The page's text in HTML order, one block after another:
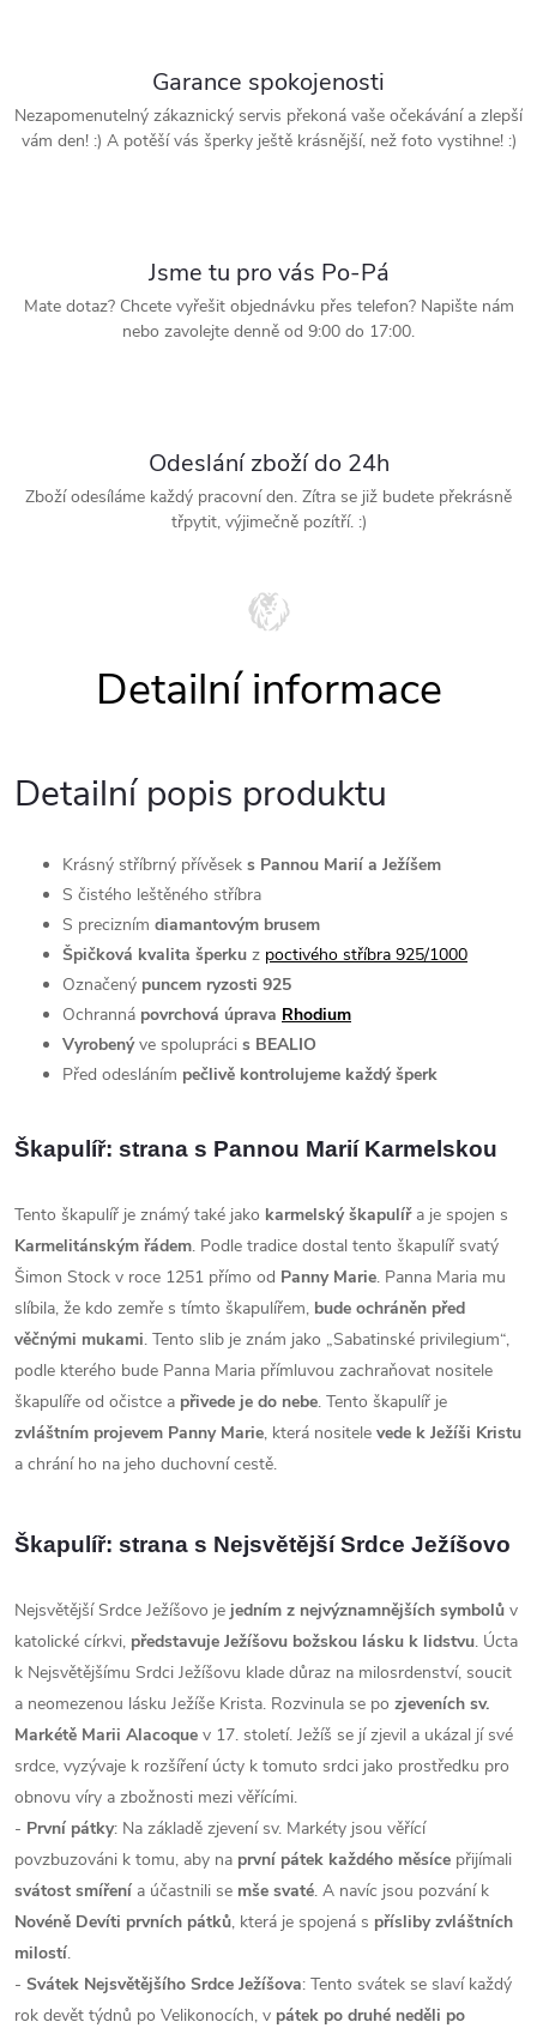
Garance spokojenosti
Nezapomenutelný zákaznický servis překoná vaše očekávání a zlepší
vám den! :) A potěší vás šperky ještě krásnější, než foto vystihne! :)
Jsme tu pro vás Po-Pá
Mate dotaz? Chcete vyřešit objednávku přes telefon? Napište nám
nebo zavolejte denně od 9:00 do 17:00.
Odeslání zboží do 24h
Zboží odesíláme každý pracovní den. Zítra se již budete překrásně
třpytit, výjimečně pozítří. :)
Detailní popis produktu
Krásný stříbrný přívěsek s Pannou Marií a Ježíšem
S čistého leštěného stříbra
S precizním diamantovým brusem
Špičková kvalita šperku z poctivého stříbra 925/1000
Označený puncem ryzosti 925
Ochranná povrchová úprava Rhodium
Vyrobenýve spolupráci s BEALIO
Před odesláním pečlivě kontrolujeme každý šperk
Škapulíř: strana s Pannou Marií Karmelskou
Tento škapulíř je známý také jako karmelský škapulířa je spojen s
Karmelitánským řádem. Podle tradice dostal tento škapulíř svatý
Šimon Stock v roce 1251 přímo od Panny Marie. Panna Maria mu
slíbila, že kdo zemře s tímto škapulířem, bude ochráněn před
věčnými mukami. Tento slib je znám jako „Sabatinské privilegium“,
podle kterého bude Panna Maria přímluvou zachraňovat nositele
škapulíře od očistce a přivede je do nebe. Tento škapulíř je
zvláštním projevem Panny Marie, která nositele vede k Ježíši Kristu
a chrání ho na jeho duchovní cestě.
Škapulíř: strana s Nejsvětější Srdce Ježíšovo
Nejsvětější Srdce Ježíšovo je jedním z nejvýznamnějších symbolů v
katolické církvi, představuje Ježíšovu božskou lásku k lidstvu. Úcta
k Nejsvětějšímu Srdci Ježíšovu klade důraz na milosrdenství, soucit
a neomezenou lásku Ježíše Krista. Rozvinula se po zjeveních sv.
Markétě Marii Alacoque v 17. století. Ježíš se jí zjevil a ukázal jí své
srdce, vyzývaje k rozšíření úcty k tomuto srdci jako prostředku pro
obnovu víry a zbožnosti mezi věřícími.
- První pátky: Na základě zjevení sv. Markéty jsou věřící
povzbuzováni k tomu, aby na první pátek každého měsíce přijímali
svátost smíření a účastnili se mše svaté. A navíc jsou pozvání k
Novéně Devíti prvních pátků, která je spojená s přísliby zvláštních
milostí.
- Svátek Nejsvětějšího Srdce Ježíšova: Tento svátek se slaví každý
rok devět týdnů po Velikonocích, v pátek po druhé neděli po